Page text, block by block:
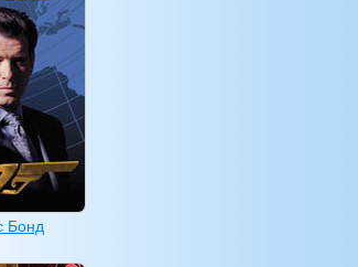
Бонд